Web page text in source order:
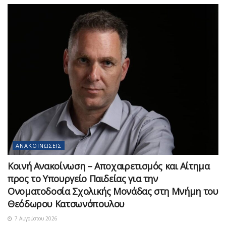
ΑΝΑΚΟΙΝΏΣΕΙΣ
Κοινή Ανακοίνωση – Αποχαιρετισμός και Αίτημα
προς το Υπουργείο Παιδείας για την
Ονοματοδοσία Σχολικής Μονάδας στη Μνήμη του
Θεόδωρου Κατσωνόπουλου
7 Αυγούστου 2026